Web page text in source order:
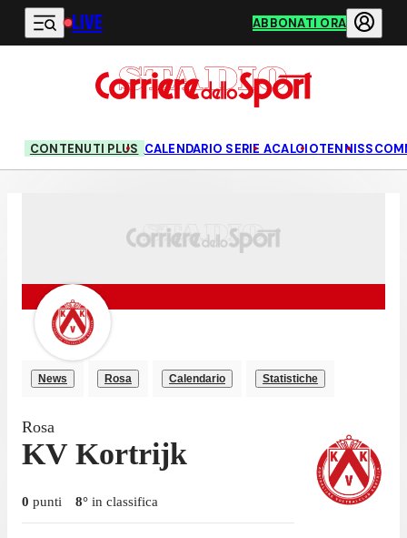
Vai al contenuto principale
LIVE ABBONATI ORA
CONTENUTI PLUS CALENDARIO SERIE ACALCIOTENNIS
News Rosa Calendario Statistiche
Rosa
KV Kortrijk
0 punti 8° in classifica